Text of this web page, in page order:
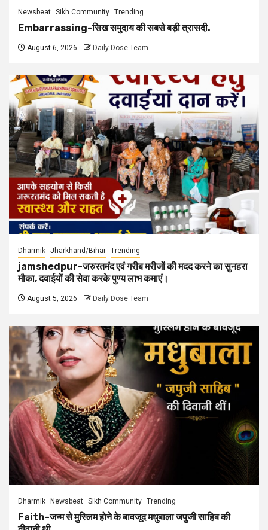
Newsbeat Sikh Community Trending
Embarrassing-सिख समुदाय की सबसे बड़ी त्रासदी.
August 6, 2026 Daily Dose Team
Dharmik Jharkhand/Bihar Trending
jamshedpur-जरुरतमंद एवं गरीब मरीजों की मदद करने का सुनहरा
मौका, दवाईयों की सेवा करके पुण्य लाभ कमाएं।
August 5, 2026 Daily Dose Team
Dharmik Newsbeat Sikh Community Trending
Faith-जन्म से मुस्लिम होने के बावजूद मधुबाला जपुजी साहिब की